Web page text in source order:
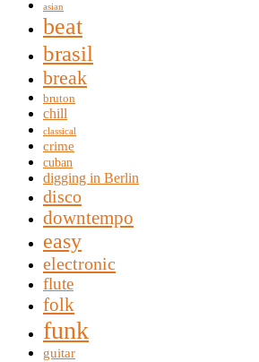
asian
beat
brasil
break
bruton
chill
classical
crime
cuban
digging in Berlin
disco
downtempo
easy
electronic
flute
folk
funk
guitar